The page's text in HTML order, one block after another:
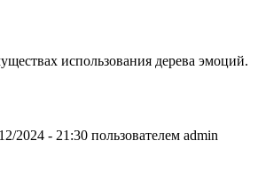
использования дерева эмоций.
2024 - 21:30 пользователем admin